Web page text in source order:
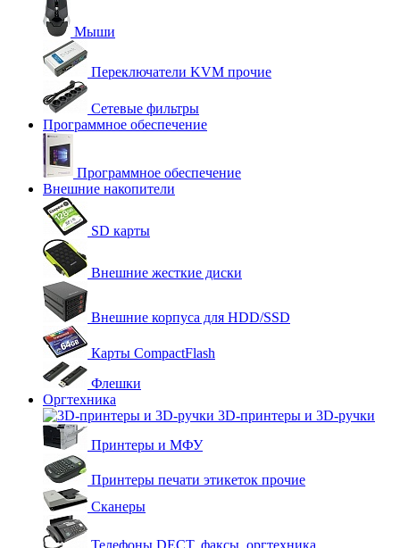
Мыши
Переключатели KVM прочие
Сетевые фильтры
Программное обеспечение
Программное обеспечение
Внешние накопители
SD карты
Внешние жесткие диски
Внешние корпуса для HDD/SSD
Карты CompactFlash
Флешки
Оргтехника
3D-принтеры и 3D-ручки
Принтеры и МФУ
Принтеры печати этикеток прочие
Сканеры
Телефоны DECT, факсы, оргтехника